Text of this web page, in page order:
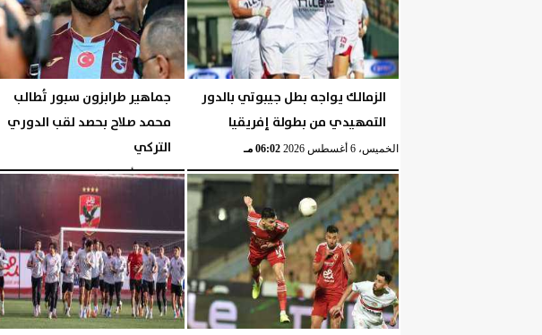
الزمالك يواجه بطل جيبوتي بالدور
التمهيدي من بطولة إفريقيا
الخميس، 6 أغسطس 2026 06:02 مـ
جماهير طرابزون سبور تُطالب
محمد صلاح بحصد لقب الدوري
التركي
الخميس، 6 أغسطس 2026 06:00 مـ